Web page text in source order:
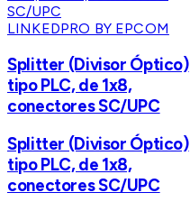
LINKEDPRO BY EPCOM
Splitter (Divisor Óptico)
tipo PLC, de 1x8,
conectores SC/UPC
Splitter (Divisor Óptico)
tipo PLC, de 1x8,
conectores SC/UPC